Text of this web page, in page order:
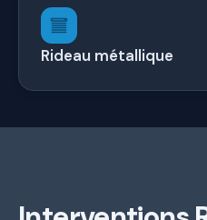
Rideau métallique